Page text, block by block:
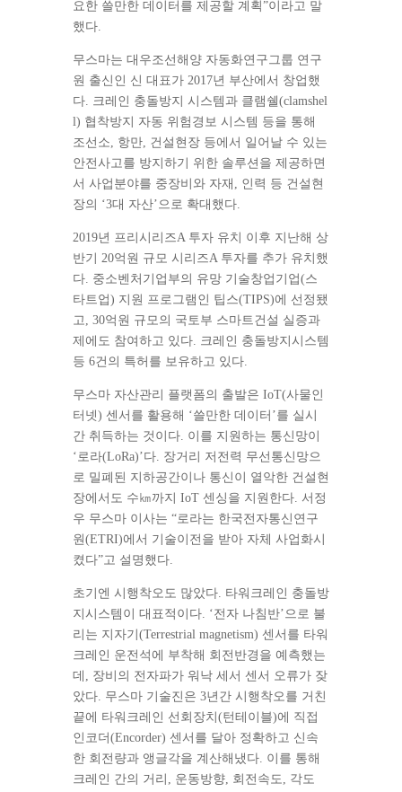
요한 쓸만한 데이터를 제공할 계획”이라고 말
했다.
무스마는 대우조선해양 자동화연구그룹 연구
원 출신인 신 대표가 2017년 부산에서 창업했
다. 크레인 충돌방지 시스템과 클램쉘(clamshel
l) 협착방지 자동 위험경보 시스템 등을 통해
조선소, 항만, 건설현장 등에서 일어날 수 있는
안전사고를 방지하기 위한 솔루션을 제공하면
서 사업분야를 중장비와 자재, 인력 등 건설현
장의 ‘3대 자산’으로 확대했다.
2019년 프리시리즈A 투자 유치 이후 지난해 상
반기 20억원 규모 시리즈A 투자를 추가 유치했
다. 중소벤처기업부의 유망 기술창업기업(스
타트업) 지원 프로그램인 팁스(TIPS)에 선정됐
고, 30억원 규모의 국토부 스마트건설 실증과
제에도 참여하고 있다. 크레인 충돌방지시스템
등 6건의 특허를 보유하고 있다.
무스마 자산관리 플랫폼의 출발은 IoT(사물인
터넷) 센서를 활용해 ‘쓸만한 데이터’를 실시
간 취득하는 것이다. 이를 지원하는 통신망이
‘로라(LoRa)’다. 장거리 저전력 무선통신망으
로 밀폐된 지하공간이나 통신이 열악한 건설현
장에서도 수㎞까지 IoT 센싱을 지원한다. 서정
우 무스마 이사는 “로라는 한국전자통신연구
원(ETRI)에서 기술이전을 받아 자체 사업화시
켰다”고 설명했다.
초기엔 시행착오도 많았다. 타워크레인 충돌방
지시스템이 대표적이다. ‘전자 나침반’으로 불
리는 지자기(Terrestrial magnetism) 센서를 타워
크레인 운전석에 부착해 회전반경을 예측했는
데, 장비의 전자파가 워낙 세서 센서 오류가 잦
았다. 무스마 기술진은 3년간 시행착오를 거친
끝에 타워크레인 선회장치(턴테이블)에 직접
인코더(Encorder) 센서를 달아 정확하고 신속
한 회전량과 앵글각을 계산해냈다. 이를 통해
크레인 간의 거리, 운동방향, 회전속도, 각도